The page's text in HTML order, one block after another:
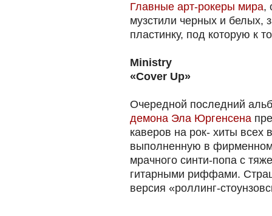
Главные арт-рокеры мира,
музстили черных и белых,
пластинку, под которую к
Ministry
«Cover Up»
Очередной последний
демона Эла Юргенсена
каверов на рок- хиты всех
выполненную в
мрачного синти-попа с
гитарными риффами.
версия «роллинг-